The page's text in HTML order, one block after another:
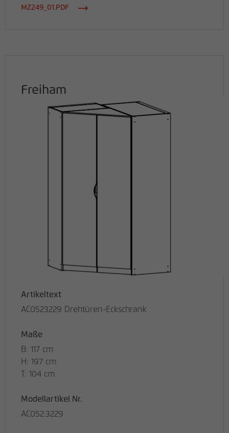
MZ249_01.PDF
Freiham
Artikeltext
AC0523229 Drehtüren-Eckschrank
Maße
B: 117 cm
H: 197 cm
T: 104 cm
Modellartikel Nr.
AC052.3229